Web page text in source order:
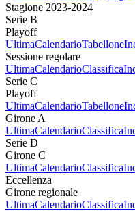
Stagione 2023-2024
Serie B
Playoff
UltimaCalendarioTabellone
Sessione regolare
UltimaCalendarioClassifica
Serie C
Playoff
UltimaCalendarioTabellone
Girone A
UltimaCalendarioClassifica
Serie D
Girone C
UltimaCalendarioClassifica
Eccellenza
Girone regionale
UltimaCalendarioClassifica